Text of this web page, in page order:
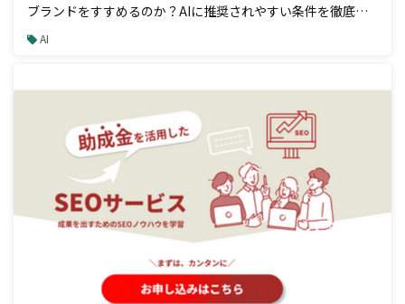
ブランドをすすめるのか？AIに推奨されやすい条件を徹底解
説 AI